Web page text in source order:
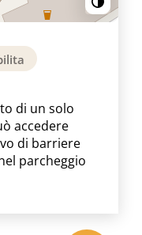
di un solo
accedere
di barriere
parcheggio